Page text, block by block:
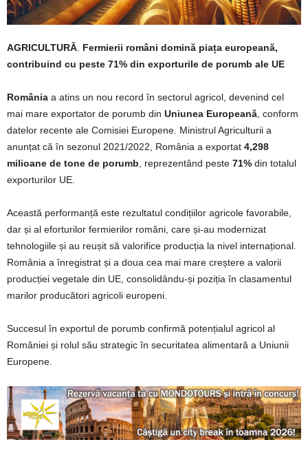
AGRICULTURĂ Fermierii români domină piața europeană,
contribuind cu peste 71% din exporturile de porumb ale UE
România a atins un nou record în sectorul agricol, devenind cel
mai mare exportator de porumb din Uniunea Europeană , conform
datelor recente ale Comisiei Europene. Ministrul Agriculturii a
anunțat că în sezonul 2021/2022, România a exportat 4,298
milioane de tone de porumb , reprezentând peste 71% din totalul
exporturilor UE.
Această performanță este rezultatul condițiilor agricole favorabile,
dar și al eforturilor fermierilor români, care și-au modernizat
tehnologiile și au reușit să valorifice producția la nivel internațional.
România a înregistrat și a doua cea mai mare creștere a valorii
producției vegetale din UE, consolidându-și poziția în clasamentul
marilor producători agricoli europeni.
Succesul în exportul de porumb confirmă potențialul agricol al
României și rolul său strategic în securitatea alimentară a Uniunii
Europene.